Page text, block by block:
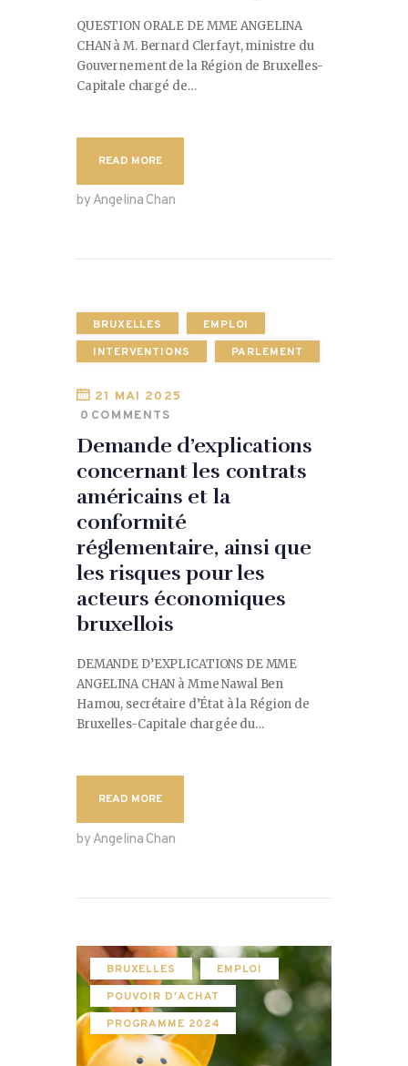
QUESTION ORALE DE MME ANGELINA
CHAN à M. Bernard Clerfayt, ministre du
Gouvernement de la Région de Bruxelles-
Capitale chargé de…
READ MORE
by Angelina Chan
BRUXELLES
EMPLOI
INTERVENTIONS
PARLEMENT
21 MAI 2025
0 COMMENTS
Demande d’explications
concernant les contrats
américains et la
conformité
réglementaire, ainsi que
les risques pour les
acteurs économiques
bruxellois
DEMANDE D’EXPLICATIONS DE MME
ANGELINA CHAN à Mme Nawal Ben
Hamou, secrétaire d’État à la Région de
Bruxelles-Capitale chargée du…
READ MORE
by Angelina Chan
BRUXELLES
EMPLOI
POUVOIR D'ACHAT
PROGRAMME 2024